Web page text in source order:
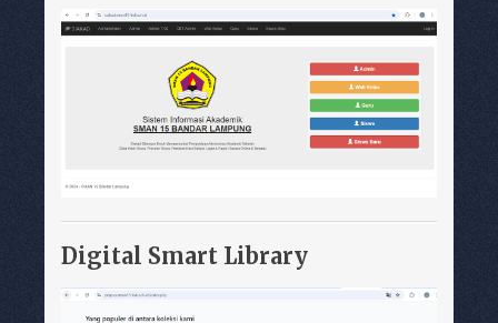
Digital Smart Library